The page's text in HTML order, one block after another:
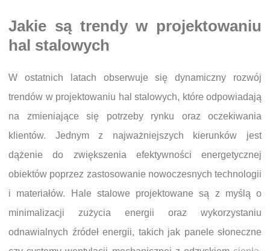
Jakie są trendy w projektowaniu
hal stalowych
W ostatnich latach obserwuje się dynamiczny rozwój
trendów w projektowaniu hal stalowych, które odpowiadają
na zmieniające się potrzeby rynku oraz oczekiwania
klientów. Jednym z najważniejszych kierunków jest
dążenie do zwiększenia efektywności energetycznej
obiektów poprzez zastosowanie nowoczesnych technologii
i materiałów. Hale stalowe projektowane są z myślą o
minimalizacji zużycia energii oraz wykorzystaniu
odnawialnych źródeł energii, takich jak panele słoneczne